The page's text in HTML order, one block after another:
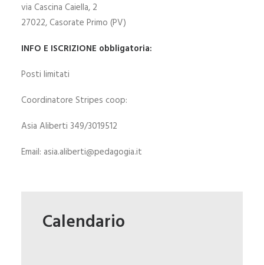
via Cascina Caiella, 2
27022, Casorate Primo (PV)
INFO E ISCRIZIONE obbligatoria:
Posti limitati
Coordinatore Stripes coop:
Asia Aliberti 349/3019512
Email: asia.aliberti@pedagogia.it
Calendario